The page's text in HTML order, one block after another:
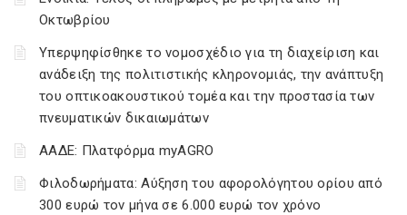
Οκτωβρίου
Υπερψηφίσθηκε το νομοσχέδιο για τη διαχείριση και
ανάδειξη της πολιτιστικής κληρονομιάς, την ανάπτυξη
του οπτικοακουστικού τομέα και την προστασία των
πνευματικών δικαιωμάτων
ΑΑΔΕ: Πλατφόρμα myAGRO
Φιλοδωρήματα: Αύξηση του αφορολόγητου ορίου από
300 ευρώ τον μήνα σε 6.000 ευρώ τον χρόνο